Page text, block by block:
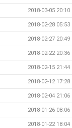
2018-03-05 20:10
2018-02-28 05:53
2018-02-27 20:49
2018-02-22 20:36
2018-02-15 21:44
2018-02-12 17:28
2018-02-04 21:06
2018-01-26 08:06
2018-01-22 18:04